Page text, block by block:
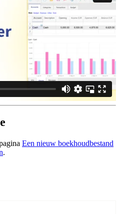
Een nieuw boekhoudbestand
.